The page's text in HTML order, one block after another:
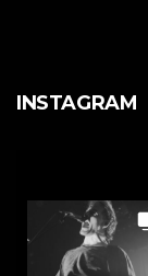
INSTAGRAM